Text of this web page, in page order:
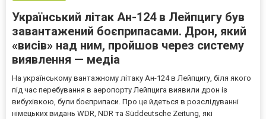
Український літак Ан-124 в Лейпцигу був
завантажений боєприпасами. Дрон, який
«висів» над ним, пройшов через систему
виявлення — медіа
На українському вантажному літаку Ан-124 в Лейпцигу, біля якого
під час перебування в аеропорту Лейпцига виявили дрон із
вибухівкою, були боєприпаси. Про це йдеться в розслідуванні
німецьких видань WDR, NDR та Süddeutsche Zeitung, які